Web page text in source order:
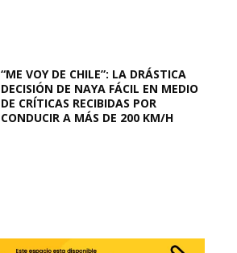
“ME VOY DE CHILE”: LA DRÁSTICA
DECISIÓN DE NAYA FÁCIL EN MEDIO
DE CRÍTICAS RECIBIDAS POR
CONDUCIR A MÁS DE 200 KM/H